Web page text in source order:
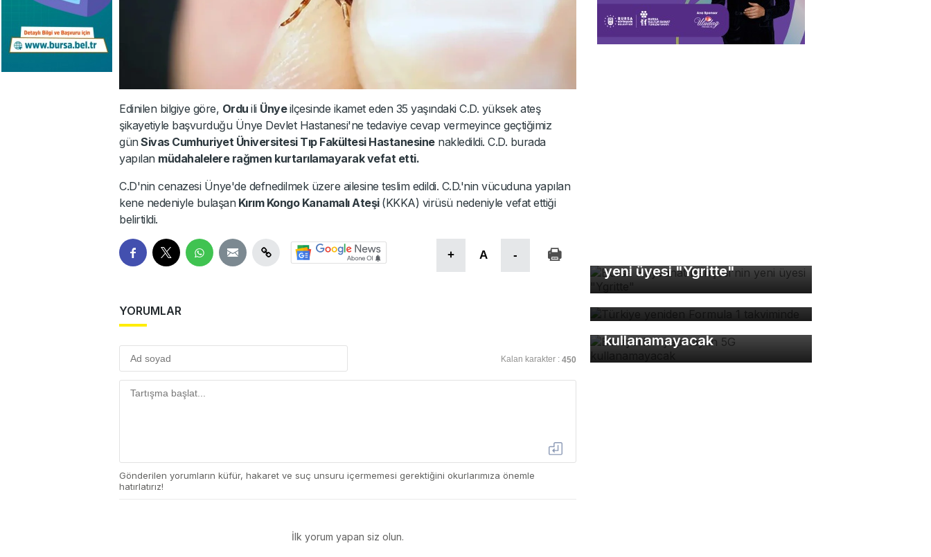
Edinilen bilgiye göre, Ordu ili Ünyeilçesinde ikamet eden 35 yaşındaki C.D. yüksek ateş
şikayetiyle başvurduğu Ünye Devlet Hastanesi'ne tedaviye cevap vermeyince geçtiğimiz
gün Sivas Cumhuriyet Üniversitesi Tıp Fakültesi Hastanesinenakledildi. C.D. burada
yapılan müdahalelere rağmen kurtarılamayarak vefat etti.
C.D'nin cenazesi Ünye'de defnedilmek üzere ailesine teslim edildi. C.D.'nin vücuduna yapılan
kene nedeniyle bulaşan Kırım Kongo Kanamalı Ateşi (KKKA) virüsü nedeniyle vefat ettiği
belirtildi.
+ A -
YORUMLAR
Kalan karakter : 450
Gönderilen yorumların küfür, hakaret ve suç unsuru içermemesi gerektiğini okurlarımıza önemle
hatırlatırız!
İlk yorum yapan siz olun.
yeni üyesi "Ygritte"
Türkiye yeniden Formula 1
takviminde
Bu ayarları yapmayan 5G
kullanamayacak